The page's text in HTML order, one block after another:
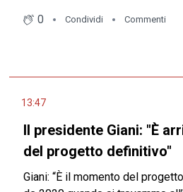
0 Condividi Commenti
13:47
Il presidente Giani: "È
del progetto definitivo"
Giani: “È il momento del